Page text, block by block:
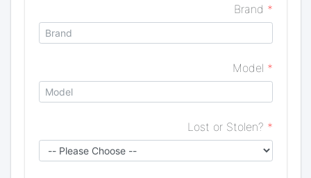
Brand *
Model *
Lost or Stolen? *